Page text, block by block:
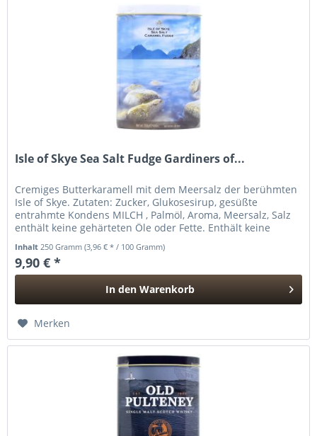
Isle of Skye Sea Salt Fudge Gardiners of...
Cremiges Butterkaramell mit dem Meersalz der berühmten
Isle of Skye. Zutaten: Zucker, Glukosesirup, gesüßte
entrahmte Kondens MILCH , Palmöl, Aroma, Meersalz, Salz
enthält keine gehärteten Öle oder Fette. Enthält keine
Inhalt 250 Gramm(3,96 € * / 100 Gramm)
9,90 € *
In den Warenkorb
Merken